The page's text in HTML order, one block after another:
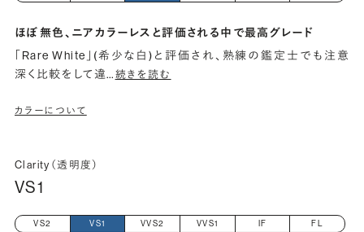
ほぼ無色、ニアカラーレスと評価される中で最高グレード
「Rare White」(希少な白)と評価され、熟練の鑑定士でも注意
深く比較をして違…続きを読む
カラーについて
Clarity（透明度）
VS1
VS2 VS1 VVS2 VVS1 IF FL